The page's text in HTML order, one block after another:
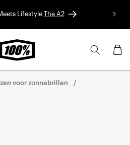
Lifestyle The A2 Red
voor zonnebrillen